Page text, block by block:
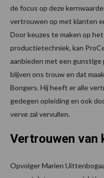
de focus op deze
vertrouwen op met klanten
Door keuzes te maken op
productietechniek, kan
aanbieden met een
blijven ons trouw en dat
Bongers. Hij heeft er alle
gedegen opleiding en ook
verve zal vervullen.
Vertrouwen van
Opvolger Marien